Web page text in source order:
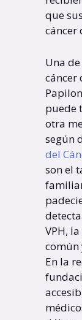
que
cáncer
Una
cáncer
puede
otra
según
del
son el
VPH,
común
En la